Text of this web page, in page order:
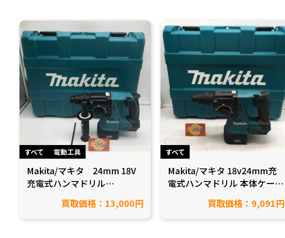
すべて 電動工具
Makita/マキタ 24mm 18V
充電式ハンマドリル
致しました【愛知県岡崎市/
工具買取】
買取価格：13,000円
すべて
Makita/マキタ 18v24mm充
電式ハンマドリル 本体ケース
ました！【愛知県岡崎市/工
具買取】
買取価格：9,091円